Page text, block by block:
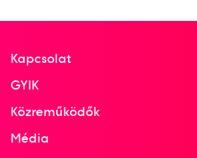
Kapcsolat
GYIK
Közreműködők
Média